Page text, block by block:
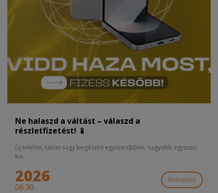
Ne halaszd a váltást – válaszd a
részletfizetést! 📱
Új telefon, tablet vagy kiegészítő egyszerűbben, nagyobb egyszeri
kia...
2026
06.30.
Elolvasom